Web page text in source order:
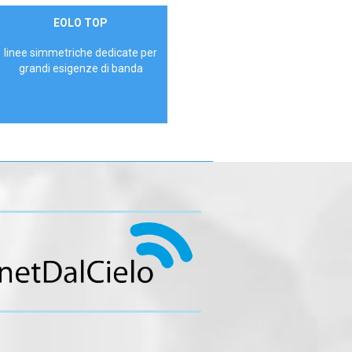
ContattaciEOLO TOP
linee simmetriche dedicate per
grandi esigenze di banda